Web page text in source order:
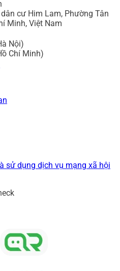
cư Him Lam, Phường Tân
Minh, Việt Nam
Nội)
Chí Minh)
sử dụng dịch vụ mạng xã hội